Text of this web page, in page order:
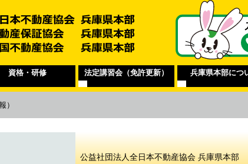
資格・研修 法定講習会（免許更新） 兵庫県本部につ
）
公益社団法人全日本不動産協会 兵庫県本部